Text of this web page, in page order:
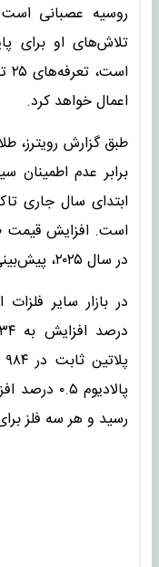
روسیه عصبانی
تلاش‌های او برای
اعمال خواهد کرد.
طبق گزارش رویترز،
برابر عدم اطمینان
است. افزایش قیمت
در سال ۲۰۲۵، پیش‌بینی خود را از قیمت طلا افزایش دهند.
رسید و هر سه فلز